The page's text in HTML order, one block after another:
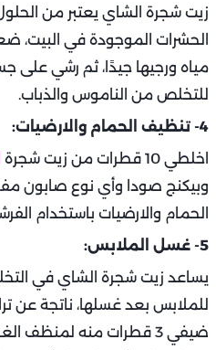
زيت شجرة الشاي يعتبر من
الحشرات الموجودة في البيت،
مياه ورجيها جيدًا، ثم رشي على
للتخلص من الناموس والذباب.
4- تنظيف الحمام والارضيات:
اخلطي 10 قطرات من زيت شجرة
وبيكنج صودا وأي نوع صابون
الحمام والارضيات باستخدام
5- غسل الملابس:
يساعد زيت شجرة الشاي في
للملابس بعد غسلها، ناتجة عن
ضيفي 3 قطرات منه لمنظف